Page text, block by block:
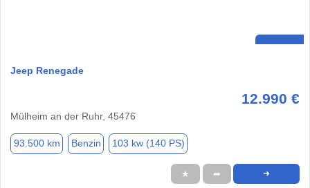
Jeep Renegade
12.990 €
Mülheim an der Ruhr, 45476
93.500 km Benzin 103 kw (140 PS)
★ ➦ ➜